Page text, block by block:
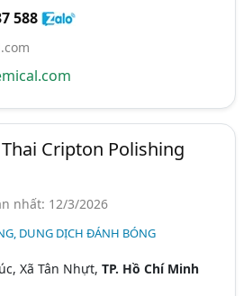
588
Cripton Polishing
nhất: 12/3/2026
DUNG DỊCH ĐÁNH BÓNG
Xã Tân Nhựt,TP. Hồ Chí Minh